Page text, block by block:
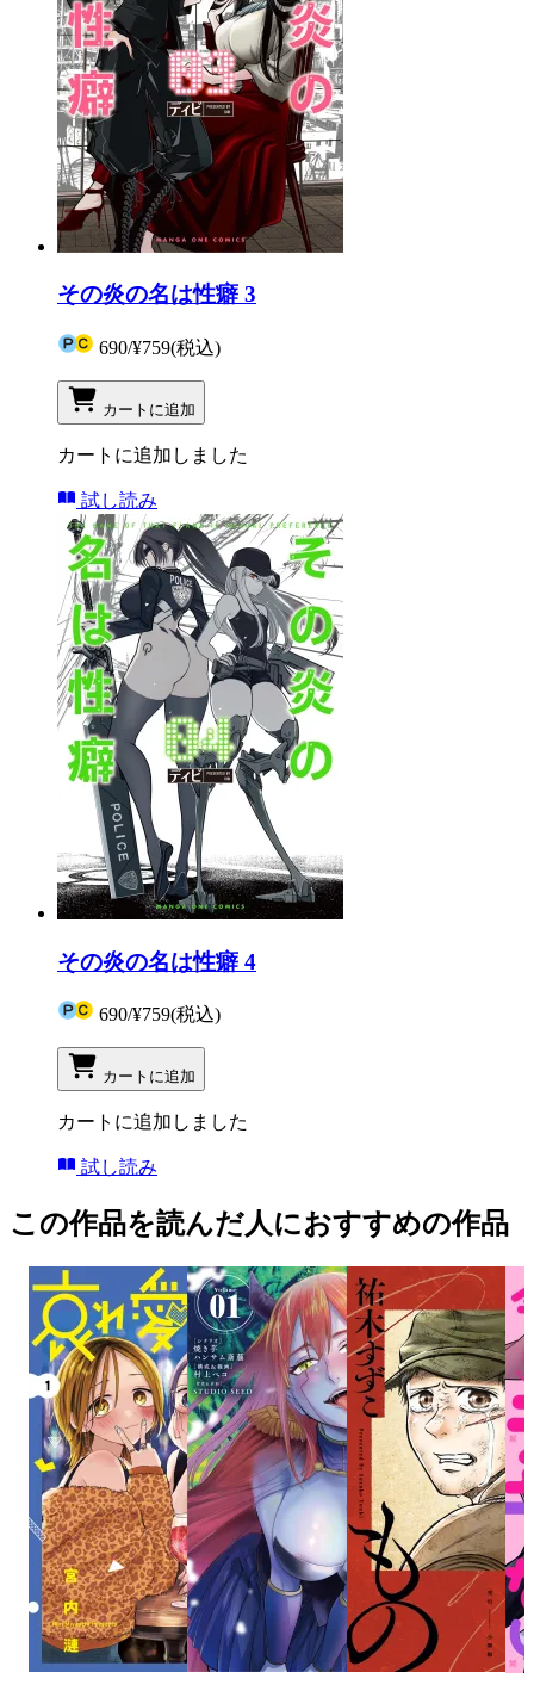
その炎の名は性癖 3
690/¥759(税込)
カートに追加
カートに追加しました
試し読み
その炎の名は性癖 4
690/¥759(税込)
カートに追加
カートに追加しました
試し読み
この作品を読んだ人におすすめの作品